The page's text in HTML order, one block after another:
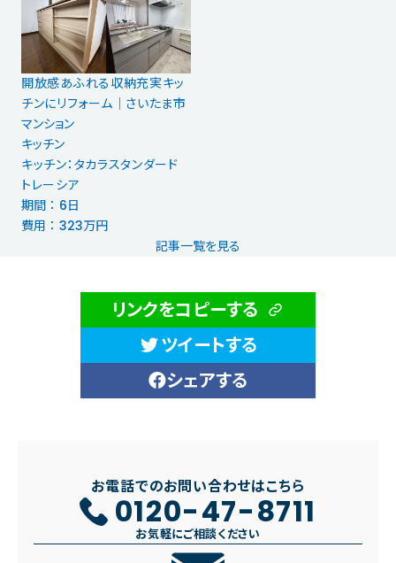
開放感あふれる収納充実キッ
チンにリフォーム｜さいたま市
マンション
キッチン
キッチン：タカラスタンダード
トレーシア
期間 ： 6日
費用 ： 323万円
記事一覧を見る
リンクをコピーする
ツイートする
シェアする
お電話でのお問い合わせはこちら
0120-47-8711
お気軽にご相談ください